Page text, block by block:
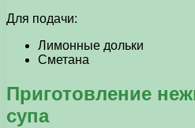
Для подачи:
Лимонные дольки
Сметана
Приготовление
супа